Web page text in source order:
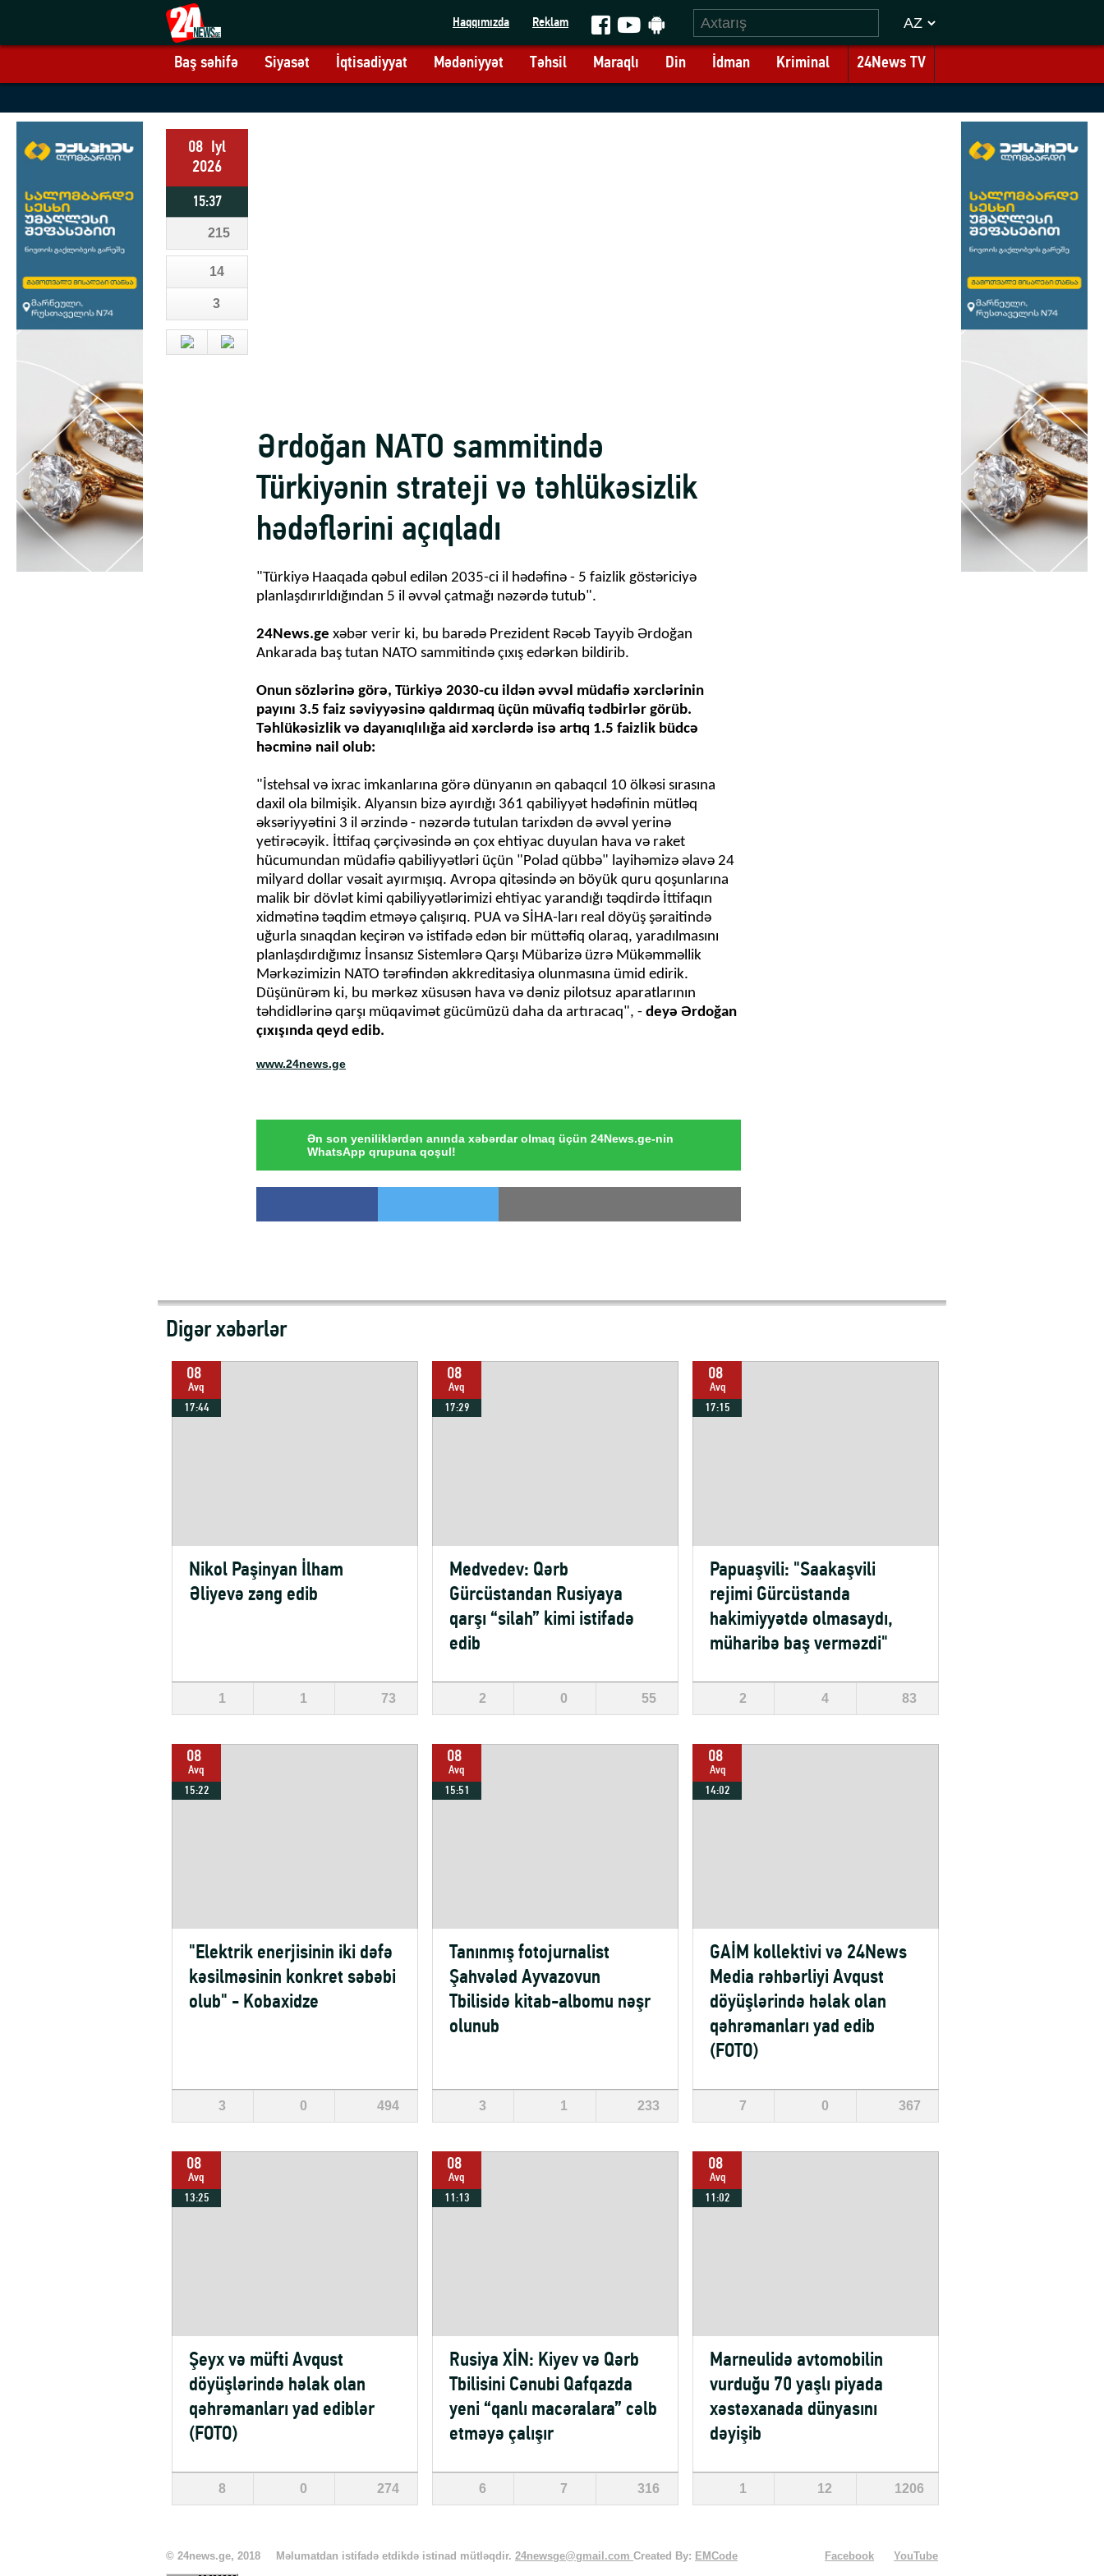
Haqqımızda Reklam
Baş səhifə Siyasət İqtisadiyyat Mədəniyyət Təhsil Maraqlı Din İdman Kriminal 24News TV
08 Iyl
2026
15:37
14
3
215
Ərdoğan NATO sammitində
Türkiyənin strateji və təhlükəsizlik
hədəflərini açıqladı
"Türkiyə Haaqada qəbul edilən 2035-ci il hədəfinə - 5 faizlik göstəriciyə
planlaşdırırldığından 5 il əvvəl çatmağı nəzərdə tutub".
24News.ge xəbər verir ki, bu barədə Prezident Rəcəb Tayyib Ərdoğan
Ankarada baş tutan NATO sammitində çıxış edərkən bildirib.
Onun sözlərinə görə, Türkiyə 2030-cu ildən əvvəl müdafiə xərclərinin
payını 3.5 faiz səviyyəsinə qaldırmaq üçün müvafiq tədbirlər görüb.
Təhlükəsizlik və dayanıqlılığa aid xərclərdə isə artıq 1.5 faizlik büdcə
"İstehsal və ixrac imkanlarına görə dünyanın ən qabaqcıl 10 ölkəsi sırasına
daxil ola bilmişik. Alyansın bizə ayırdığı 361 qabiliyyət hədəfinin mütləq
əksəriyyətini 3 il ərzində - nəzərdə tutulan tarixdən də əvvəl yerinə
yetirəcəyik. İttifaq çərçivəsində ən çox ehtiyac duyulan hava və raket
hücumundan müdafiə qabiliyyətləri üçün "Polad qübbə" layihəmizə əlavə 24
milyard dollar vəsait ayırmışıq. Avropa qitəsində ən böyük quru qoşunlarına
malik bir dövlət kimi qabiliyyətlərimizi ehtiyac yarandığı təqdirdə İttifaqın
xidmətinə təqdim etməyə çalışırıq. PUA və SİHA-ları real döyüş şəraitində
uğurla sınaqdan keçirən və istifadə edən bir müttəfiq olaraq, yaradılmasını
planlaşdırdığımız İnsansız Sistemlərə Qarşı Mübarizə üzrə Mükəmməllik
Mərkəzimizin NATO tərəfindən akkreditasiya olunmasına ümid edirik.
Düşünürəm ki, bu mərkəz xüsusən hava və dəniz pilotsuz aparatlarının
təhdidlərinə qarşı müqavimət gücümüzü daha da artıracaq", - deyə Ərdoğan
çıxışında qeyd edib.
www.24news.ge
Ən son yeniliklərdən anında xəbərdar olmaq üçün 24News.ge-nin
WhatsApp qrupuna qoşul!
Digər xəbərlər
08
Avq
17:44
Nikol Paşinyan İlham
Əliyevə zəng edib
1 1 73
08
Avq
17:29
Medvedev: Qərb
Gürcüstandan Rusiyaya
qarşı “silah” kimi istifadə
edib
2 0 55
08
Avq
17:15
Papuaşvili: "Saakaşvili
rejimi Gürcüstanda
hakimiyyətdə olmasaydı,
müharibə baş verməzdi"
2 4 83
08
Avq
15:22
"Elektrik enerjisinin iki dəfə
kəsilməsinin konkret səbəbi
olub" - Kobaxidze
3 0 494
08
Avq
15:51
Tanınmış fotojurnalist
Şahvələd Ayvazovun
Tbilisidə kitab-albomu nəşr
olunub
3 1 233
08
Avq
14:02
GAİM kollektivi və 24News
Media rəhbərliyi Avqust
döyüşlərində həlak olan
qəhrəmanları yad edib
(FOTO)
7 0 367
08
Avq
13:25
Şeyx və müfti Avqust
döyüşlərində həlak olan
qəhrəmanları yad ediblər
(FOTO)
8 0 274
08
Avq
11:13
Rusiya XİN: Kiyev və Qərb
Tbilisini Cənubi Qafqazda
yeni “qanlı macəralara” cəlb
etməyə çalışır
6 7 316
08
Avq
11:02
Marneulidə avtomobilin
vurduğu 70 yaşlı piyada
xəstəxanada dünyasını
dəyişib
1 12 1206
Facebook YouTube
© 24news.ge, 2018 Məlumatdan istifadə etdikdə istinad mütləqdir. 24newsge@gmail.com Created By: EMCode